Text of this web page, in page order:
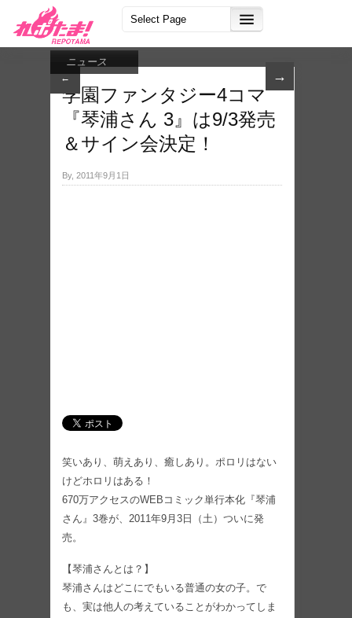
← →
ニュース
学園ファンタジー4コマ
『琴浦さん 3』は9/3発売
＆サイン会決定！
By, 2011年9月1日
笑いあり、萌えあり、癒しあり。ポロリはない
けどホロリはある！
670万アクセスのWEBコミック単行本化『琴浦
さん』3巻が、2011年9月3日（土）ついに発
売。
【琴浦さんとは？】
琴浦さんはどこにでもいる普通の女の子。で
も、実は他人の考えていることがわかってしま